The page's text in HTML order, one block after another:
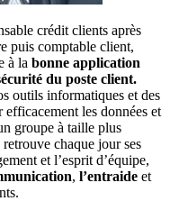
crédit clients après
puis comptable client,
à la bonne application
du poste client.
outils informatiques et des
efficacement les données et
groupe à taille plus
retrouve chaque jour ses
et l’esprit d’équipe,
, l’entraide et